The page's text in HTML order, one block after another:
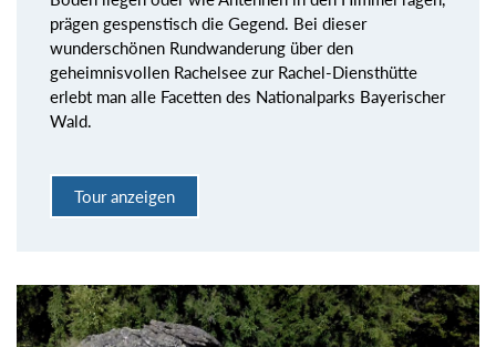
prägen gespenstisch die Gegend. Bei dieser
wunderschönen Rundwanderung über den
geheimnisvollen Rachelsee zur Rachel-Diensthütte
erlebt man alle Facetten des Nationalparks Bayerischer
Wald.
Tour anzeigen